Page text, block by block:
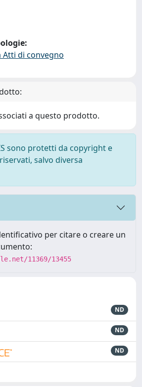
di convegno
a questo prodotto.
sono protetti da copyright e
salvo diversa
per citare o creare un
11369/13455
ND
ND
ND